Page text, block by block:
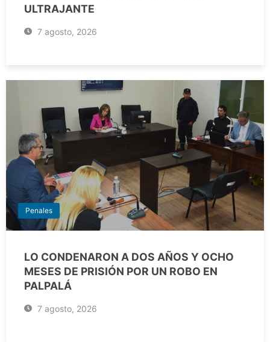
ULTRAJANTE
7 agosto, 2026
Penales
LO CONDENARON A DOS AÑOS Y OCHO
MESES DE PRISIÓN POR UN ROBO EN
PALPALÁ
7 agosto, 2026